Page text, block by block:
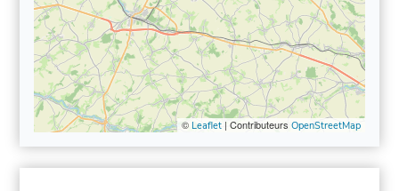
© Leaflet| Contributeurs OpenStreetMap